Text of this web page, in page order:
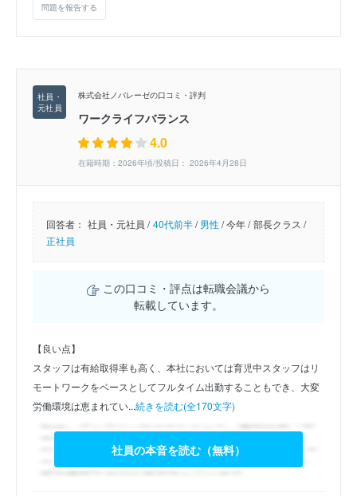
問題を報告する
株式会社ノバレーゼの口コミ・評判
ワークライフバランス
4.0
在籍時期：2026年頃/投稿日： 2026年4月28日
回答者： 社員・元社員 / 40代前半/男性/今年 / 部長クラス /
正社員
この口コミ・評点は転職会議から
転載しています。
【良い点】
スタッフは有給取得率も高く、本社においては育児中スタッフはリ
モートワークをベースとしてフルタイム出勤することもでき、大変
労働環境は恵まれてい...続きを読む(全170文字)
社員の本音を読む（無料）